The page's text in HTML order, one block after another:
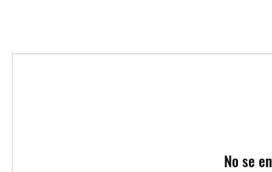
No se